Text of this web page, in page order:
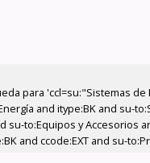
para 'ccl=su:"Sistemas de
and itype:BK and su-
su-to:Equipos y Accesorios
and ccode:EXT and su-